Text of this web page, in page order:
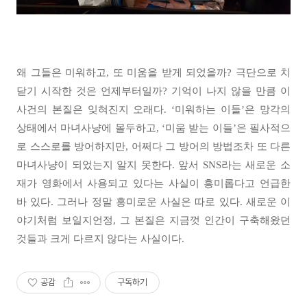
왜 그들은 미워하고, 또 미움을 받게 되었을까? 극단으로 치
닫기 시작한 것은 언제부터일까? 기억이 나지 않을 만큼 이
사건의 본질은 잊혀진지 오래다. ‘미워하는 이들’은 망각의
상태에서 마녀사냥에 몰두하고, ‘미움 받는 이들’은 필사적으
로 스스로를 방어하지만, 어쩌다 그 방어의 방법조차 또 다른
마녀사냥이 되었는지 알지 못한다. 앞서 SNS라는 새로운 소
재가 영화에서 사용되고 있다는 사실이 흥미롭다고 언급한
바 있다. 그러나 정말 흥미로운 사실은 따로 있다. 새로운 이
야기처럼 보일지언정, 그 본질은 지금껏 인간이 구축해왔던
것들과 크게 다르지 않다는 사실이다.
공감 구독하기